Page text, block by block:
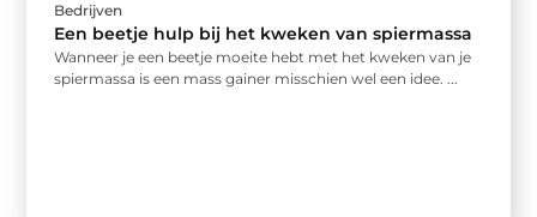
Bedrijven
Een beetje hulp bij het kweken van spiermassa
Wanneer je een beetje moeite hebt met het kweken van je
spiermassa is een mass gainer misschien wel een idee. ...